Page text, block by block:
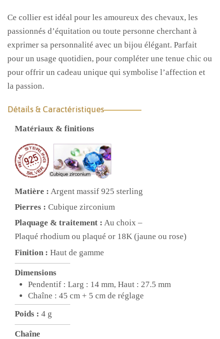
Ce collier est idéal pour les amoureux des chevaux, les
passionnés d’équitation ou toute personne cherchant à
exprimer sa personnalité avec un bijou élégant. Parfait
pour un usage quotidien, pour compléter une tenue chic ou
pour offrir un cadeau unique qui symbolise l’affection et
la passion.
Détails & Caractéristiques
Matériaux & finitions
Matière : Argent massif 925 sterling
Pierres : Cubique zirconium
Plaquage & traitement : Au choix –
Plaqué rhodium ou plaqué or 18K (jaune ou rose)
Finition : Haut de gamme
Dimensions
Pendentif : Larg : 14 mm, Haut : 27.5 mm
Chaîne : 45 cm + 5 cm de réglage
Poids : 4 g
Chaîne